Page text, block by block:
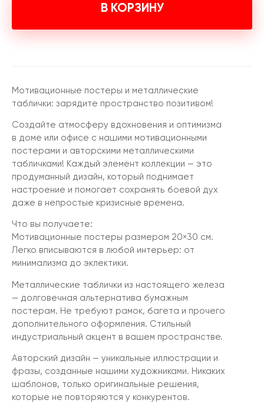
В КОРЗИНУ
Мотивационные постеры и металлические
таблички: зарядите пространство позитивом!
Создайте атмосферу вдохновения и оптимизма
в доме или офисе с нашими мотивационными
постерами и авторскими металлическими
табличками! Каждый элемент коллекции — это
продуманный дизайн, который поднимает
настроение и помогает сохранять боевой дух
даже в непростые кризисные времена.
Что вы получаете:
Мотивационные постеры размером 20×30 см.
Легко вписываются в любой интерьер: от
минимализма до эклектики.
Металлические таблички из настоящего железа
— долговечная альтернатива бумажным
постерам. Не требуют рамок, багета и прочего
дополнительного оформления. Стильный
индустриальный акцент в вашем пространстве.
Авторский дизайн — уникальные иллюстрации и
фразы, созданные нашими художниками. Никаких
шаблонов, только оригинальные решения,
которые не повторяются у конкурентов.